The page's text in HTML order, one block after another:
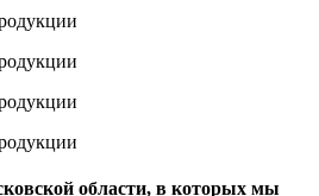
области, в которых мы